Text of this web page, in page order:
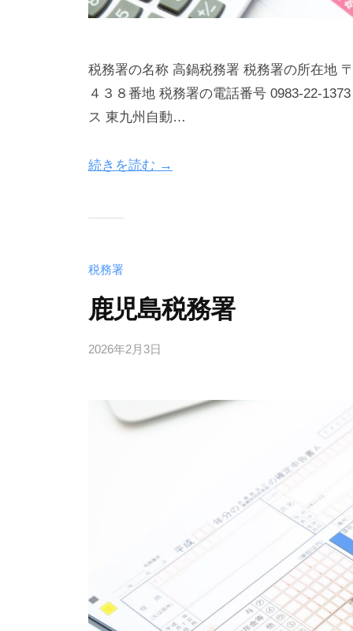
税務署の名称 高鍋税務署 税務署の所在地
４３８番地 税務署の電話番号 0983-22-
ス 東九州自動…
続きを読む →
税務署
鹿児島税務署
2026年2月3日
理